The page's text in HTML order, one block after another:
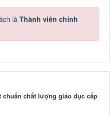
là Thành viên chính
chuẩn chất lượng giáo dục cấp